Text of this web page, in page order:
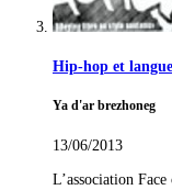
Hip-hop et
Ya d'ar brezhoneg
13/06/2013
L’association